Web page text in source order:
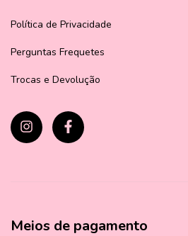
Política de Privacidade
Perguntas Frequetes
Trocas e Devolução
Meios de pagamento